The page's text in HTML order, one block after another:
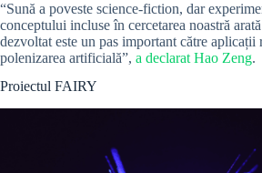
“Sună a poveste science-fiction, dar
conceptului incluse în cercetarea noastră
dezvoltat este un pas important către aplicații
polenizarea artificială”, a declarat Hao Zeng.
Proiectul FAIRY